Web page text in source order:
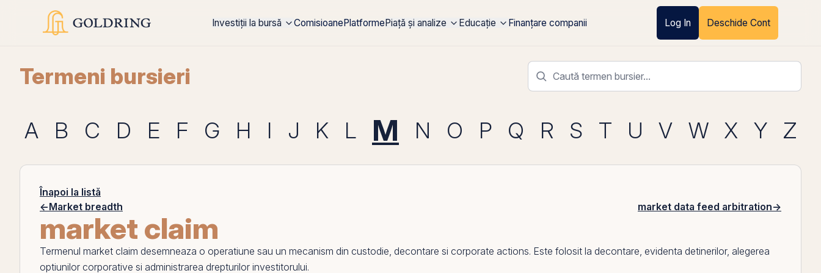
Investiții la bursă ComisioanePlatformePiață și analize Educație Finanțare companii Log In Deschide Cont
Termeni bursieri
A B C D E F G H I J K L M N O P Q R S T U V W X Y Z
Înapoi la listă
←Market breadth market data feed arbitration→
market claim
Termenul market claim desemneaza o operatiune sau un mecanism din custodie, decontare si corporate actions. Este folosit la decontare, evidenta detinerilor, alegerea
optiunilor corporative si administrarea drepturilor investitorului.